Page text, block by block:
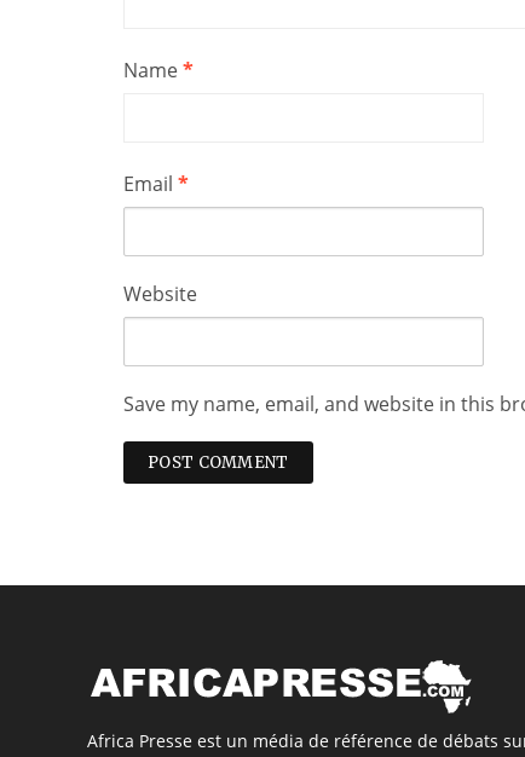
Name*
Email *
Website
Save my name, email, and website in this
Africa Presse est un média de référence de débats